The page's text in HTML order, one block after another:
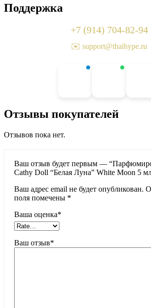
Поддержка
+7 (914) 704-82-94
✉️ support@thaihype.ru
Отзывы покупателей
Отзывов пока нет.
Ваш отзыв будет первым —
Cathy Doll “Белая Луна” White Moon 5
Ваш адрес email не будет опубликован.
поля помечены *
Ваша оценка*
Ваш отзыв*